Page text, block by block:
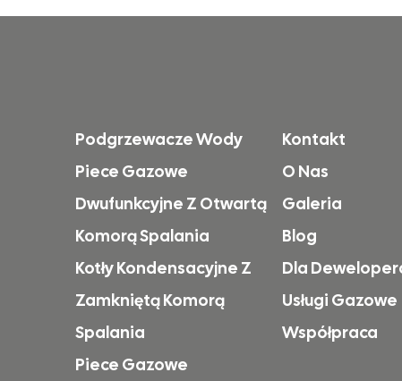
Podgrzewacze Wody
Piece Gazowe
Dwufunkcyjne Z Otwartą
Komorą Spalania
Kotły Kondensacyjne Z
Zamkniętą Komorą
Spalania
Piece Gazowe
Kontakt
O Nas
Galeria
Blog
Dla
Usługi Gazowe
Współpraca